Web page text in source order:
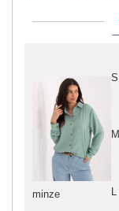
minze
S
M